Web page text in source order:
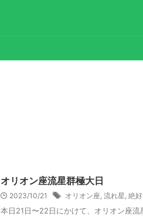
オリオン座流星群極大日
2023/10/21 オリオン座, 流れ星, 絶好
本日21日〜22日にかけて、オリオン座